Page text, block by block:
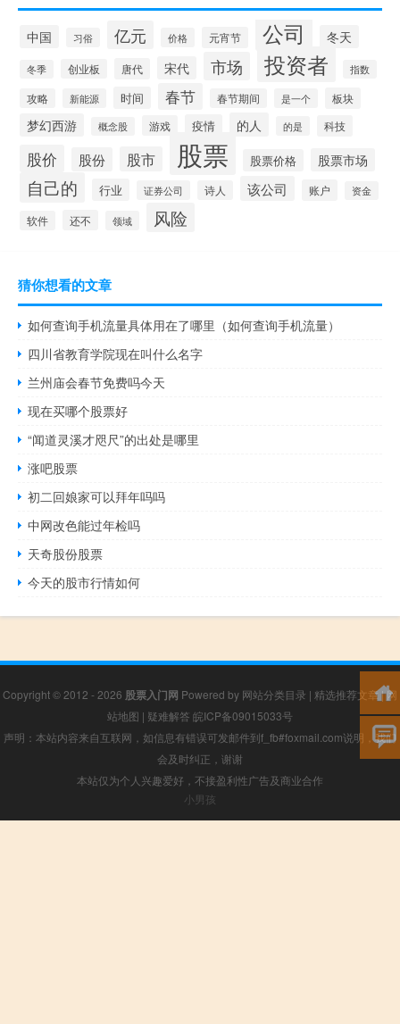
中国 习俗 亿元 价格 元宵节 公司 冬天
冬季 创业板 唐代 宋代 市场 投资者 指数
攻略 新能源 时间 春节 春节期间 是一个 板块
梦幻西游 概念股 游戏 疫情 的人 的是 科技
股价 股份 股市 股票 股票价格 股票市场
自己的 行业 证券公司 诗人 该公司 账户 资金
软件 还不 领域 风险
猜你想看的文章
如何查询手机流量具体用在了哪里（如何查询手机流量）
四川省教育学院现在叫什么名字
兰州庙会春节免费吗今天
现在买哪个股票好
“闻道灵溪才咫尺”的出处是哪里
涨吧股票
初二回娘家可以拜年吗吗
中网改色能过年检吗
天奇股份股票
今天的股市行情如何
Copyright © 2012 - 2026 股票入门网 Powered by 网站分类目录 | 精选推荐文章|网
站地图 | 疑难解答 皖ICP备09015033号
声明：本站内容来自互联网，如信息有错误可发邮件到f_fb#foxmail.com说明，我们
会及时纠正，谢谢
本站仅为个人兴趣爱好，不接盈利性广告及商业合作
小男孩